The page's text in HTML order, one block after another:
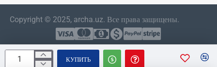
КУПИТЬ
Copyright © 2025, archa.uz. Все права защищены.